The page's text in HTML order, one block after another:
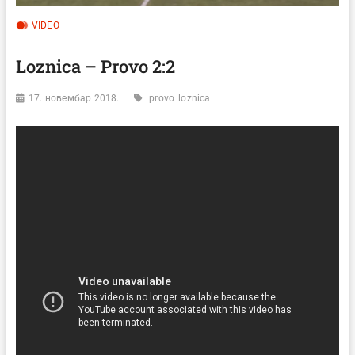
VIDEO
Loznica – Provo 2:2
17. новембар 2018. provo loznica